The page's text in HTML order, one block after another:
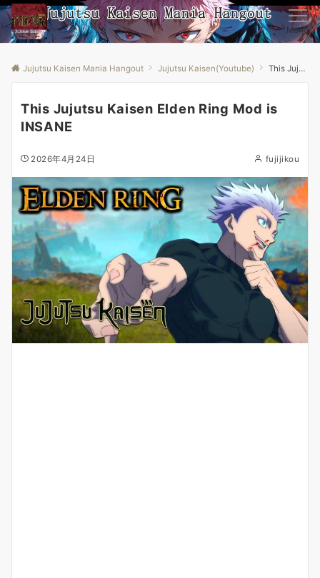
Menu
Jujutsu Kaisen Mania Hangout Jujutsu Kaisen(Youtube) This Jujutsu Kaisen Elden Ring Mod is INSANE
This Jujutsu Kaisen Elden Ring Mod is
INSANE
2026年4月24日 fujijikou